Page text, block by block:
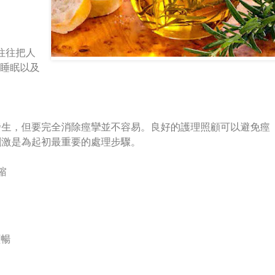
往把人
眠以及
，但要完全消除痙攣並不容易。良好的護理照顧可以避免痙
是為起初最重要的處理步驟。